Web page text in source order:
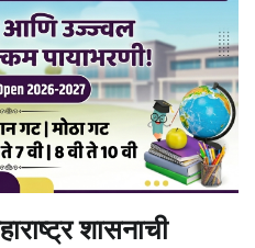
शासनाची